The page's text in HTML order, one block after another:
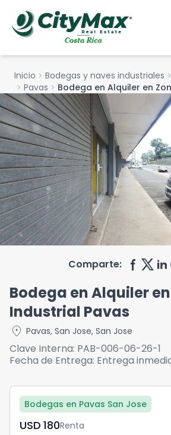
Inicio chevron_right Bodegas y naves industriales chevron_right
chevron_right Pavas chevron_right Bodega en Alquiler en
Comparte:
Bodega en Alquiler
Industrial Pavas
location_on Pavas, San Jose, San Jose
Clave Interna: PAB-006-06-26-1
Fecha de Entrega: Entrega
Bodegas en Pavas San Jose
USD	180Renta